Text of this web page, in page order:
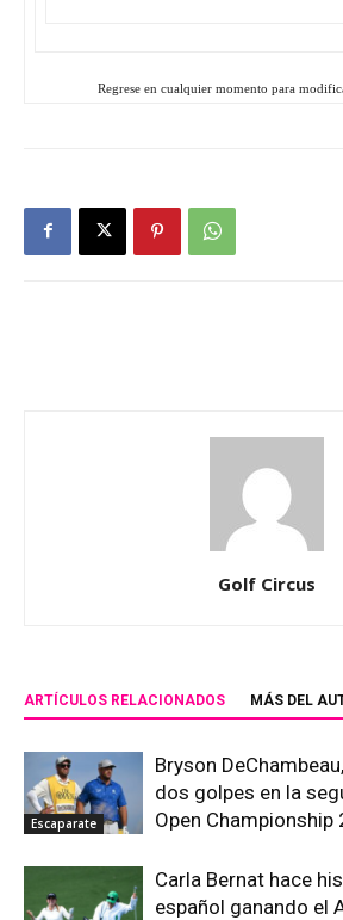
Regrese en cualquier momento para
Golf Circus
ARTÍCULOS RELACIONADOS MÁS DEL
Escaparate
Bryson
dos golpes en la
Open Championship
Carla Bernat hace
español ganando el